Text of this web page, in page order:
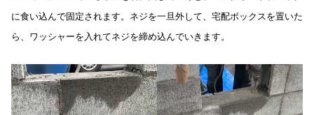
に食い込んで固定されます。ネジを一旦外して、宅配ボックスを置いた
ら、ワッシャーを入れてネジを締め込んでいきます。